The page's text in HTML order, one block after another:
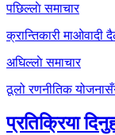
Post
navigation
पछिल्लाे समाचार
क्रान्तिकारी माओवादी
अघिल्लाे समाचार
ठूलो रणनीतिक
प्रतिक्रिया